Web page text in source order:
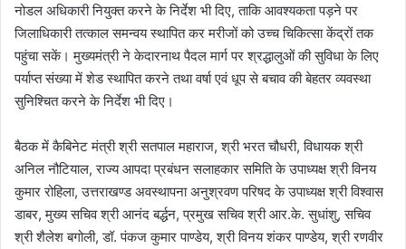
नोडल अधिकारी नियुक्त करने के निर्देश भी दिए, ताकि आवश्यकता पड़ने पर
जिलाधिकारी तत्काल समन्वय स्थापित कर मरीजों को उच्च चिकित्सा केंद्रों तक
पहुंचा सकें। मुख्यमंत्री ने केदारनाथ पैदल मार्ग पर श्रद्धालुओं की सुविधा के लिए
पर्याप्त संख्या में शेड स्थापित करने तथा वर्षा एवं धूप से बचाव की बेहतर व्यवस्था
सुनिश्चित करने के निर्देश भी दिए।
बैठक में कैबिनेट मंत्री श्री सतपाल महाराज, श्री भरत चौधरी, विधायक श्री
अनिल नौटियाल, राज्य आपदा प्रबंधन सलाहकार समिति के उपाध्यक्ष श्री विनय
कुमार रोहिला, उत्तराखण्ड अवस्थापना अनुश्रवण परिषद के उपाध्यक्ष श्री विश्वास
डाबर, मुख्य सचिव श्री आनंद बर्द्धन, प्रमुख सचिव श्री आर.के. सुधांशु, सचिव
श्री शैलेश बगोली, डॉ. पंकज कुमार पाण्डेय, श्री विनय शंकर पाण्डेय, श्री रणवीर